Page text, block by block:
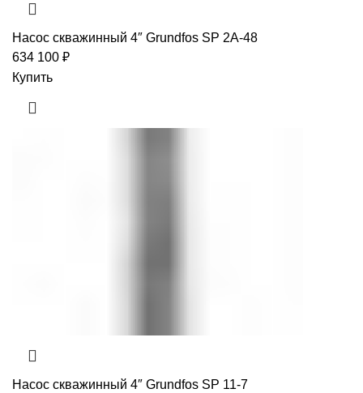
Насос скважинный 4″ Grundfos SP 2A-48
634 100 ₽
Купить
Насос скважинный 4″ Grundfos SP 11-7